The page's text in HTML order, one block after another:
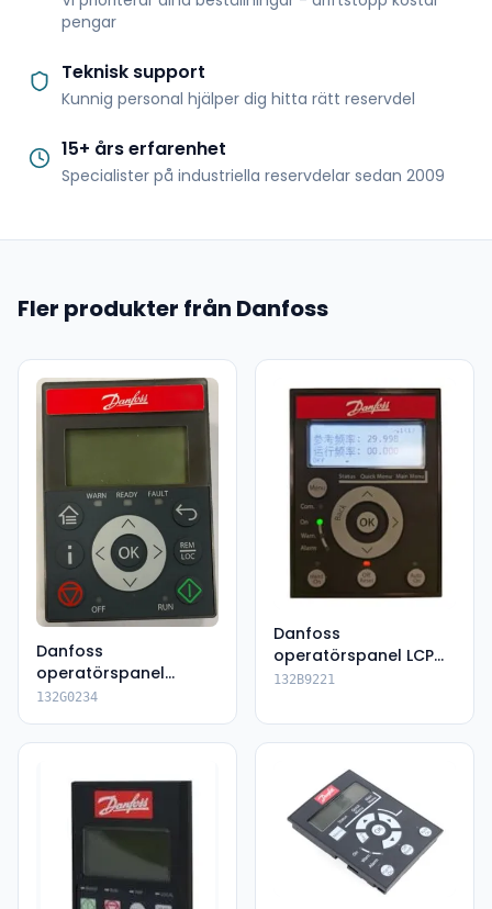
pengar
Teknisk support
Kunnig personal hjälper dig hitta rätt reservdel
15+ års erfarenhet
Specialister på industriella reservdelar sedan 2009
Fler produkter från Danfoss
Danfoss
operatörspanel
132G0234
132G0234
Danfoss
operatörspanel LCP
32
132B9221